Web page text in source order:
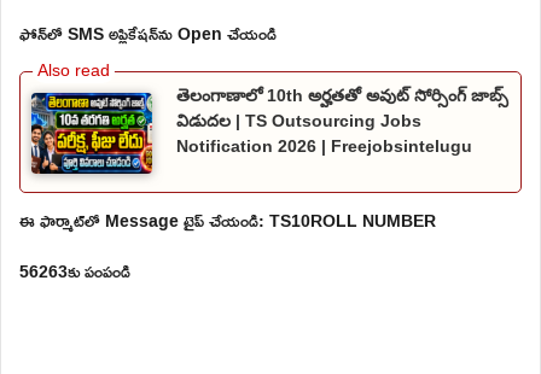
ఫోన్‌లో SMS అప్లికేషన్‌ను Open చేయండి
తెలంగాణాలో 10th అర్హతతో అవుట్ సోర్సింగ్ జాబ్స్
విడుదల | TS Outsourcing Jobs
Notification 2026 | Freejobsintelugu
ఈ ఫార్మాట్‌లో Message టైప్ చేయండి: TS10ROLL NUMBER
56263కు పంపండి